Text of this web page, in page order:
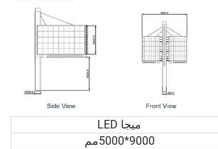
ميجا LED
9000*5000مم